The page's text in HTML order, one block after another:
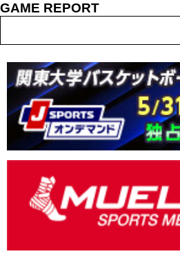
GAME REPORT